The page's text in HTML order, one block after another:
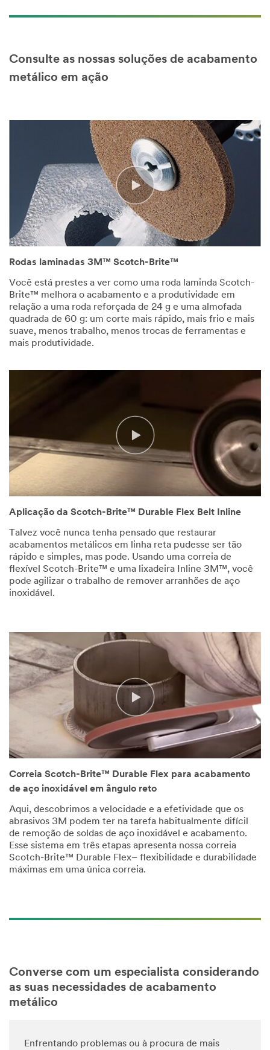
Consulte as nossas soluções de acabamento
metálico em ação
Rodas laminadas 3M™ Scotch-Brite™
Você está prestes a ver como uma roda laminda Scotch-
Brite™ melhora o acabamento e a produtividade em
relação a uma roda reforçada de 24 g e uma almofada
quadrada de 60 g: um corte mais rápido, mais frio e mais
suave, menos trabalho, menos trocas de ferramentas e
mais produtividade.
Aplicação da Scotch-Brite™ Durable Flex Belt Inline
Talvez você nunca tenha pensado que restaurar
acabamentos metálicos em linha reta pudesse ser tão
rápido e simples, mas pode. Usando uma correia de
flexível Scotch-Brite™ e uma lixadeira Inline 3M™, você
pode agilizar o trabalho de remover arranhões de aço
inoxidável.
Correia Scotch-Brite™ Durable Flex para acabamento
de aço inoxidável em ângulo reto
Aqui, descobrimos a velocidade e a efetividade que os
abrasivos 3M podem ter na tarefa habitualmente difícil
de remoção de soldas de aço inoxidável e acabamento.
Esse sistema em três etapas apresenta nossa correia
Scotch-Brite™ Durable Flex– flexibilidade e durabilidade
máximas em uma única correia.
Converse com um especialista considerando
as suas necessidades de acabamento
metálico
Enfrentando problemas ou à procura de mais